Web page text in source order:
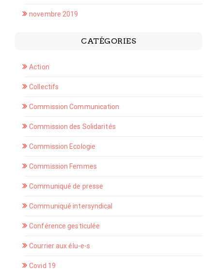
novembre 2019
CATÉGORIES
Action
Collectifs
Commission Communication
Commission des Solidarités
Commission Ecologie
Commission Femmes
Communiqué de presse
Communiqué intersyndical
Conférence gesticulée
Courrier aux élu-e-s
Covid 19